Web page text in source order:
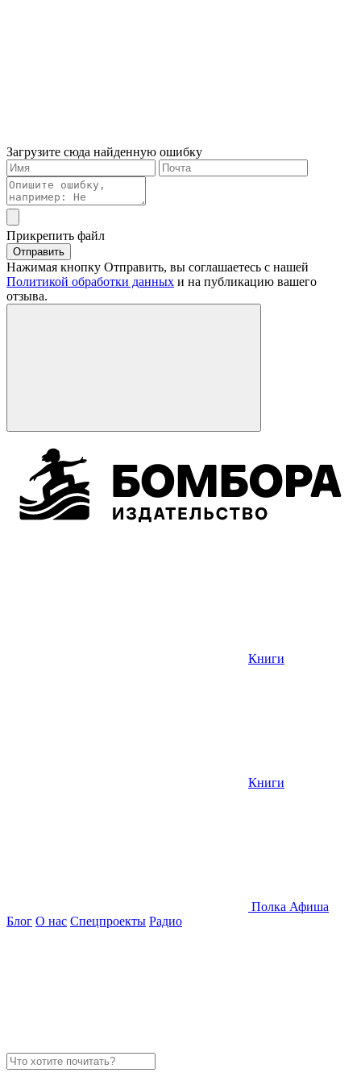
Загрузите сюда найденную ошибку
Прикрепить файл
Отправить
Нажимая кнопку Отправить, вы соглашаетесь с нашей
Политикой обработки данных и на публикацию вашего
отзыва.
Книги
Книги
Полка Афиша
Блог О нас Спецпроекты Радио